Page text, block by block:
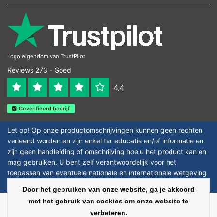
Logo eigendom van TrustPilot
Reviews 273 - Goed
4.4
Geverifieerd bedrijf
Let op! Op onze productomschrijvingen kunnen geen rechten
verleend worden en zijn enkel ter educatie en/of informatie en
zijn geen handleiding of omschrijving hoe u het product kan en
mag gebruiken. U bent zelf verantwoordelijk voor het
toepassen van eventuele nationale en internationale wetgeving
Copyright © 2026 - Laboratorium Discounter - All rights reserved - Theme by
Alle bedragen zijn exclusief BTW
Door het gebruiken van onze website, ga je akkoord
met het gebruik van cookies om onze website te
verbeteren.